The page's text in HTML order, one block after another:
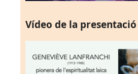
Vídeo de la presentació